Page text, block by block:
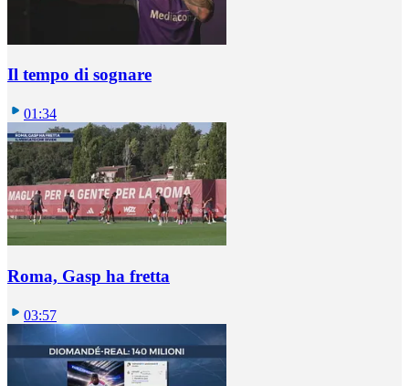
Il tempo di sognare
01:34
Roma, Gasp ha fretta
03:57